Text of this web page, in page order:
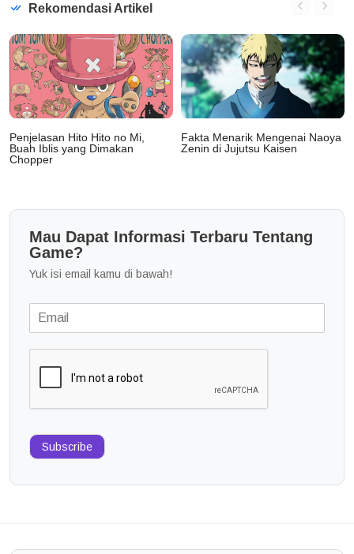
Rekomendasi Artikel
Penjelasan Hito Hito no Mi,
Buah Iblis yang Dimakan
Chopper
Fakta Menarik Mengenai Naoya
Zenin di Jujutsu Kaisen
Mau Dapat Informasi Terbaru Tentang
Game?
Yuk isi email kamu di bawah!
Subscribe